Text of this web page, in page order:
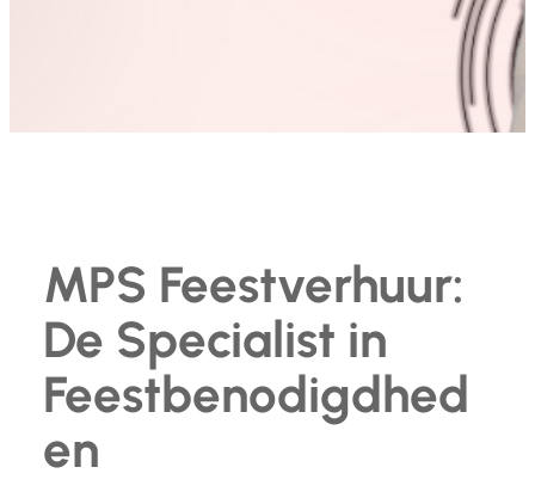
MPS Feestverhuur:
De Specialist in
Feestbenodigdhed
en